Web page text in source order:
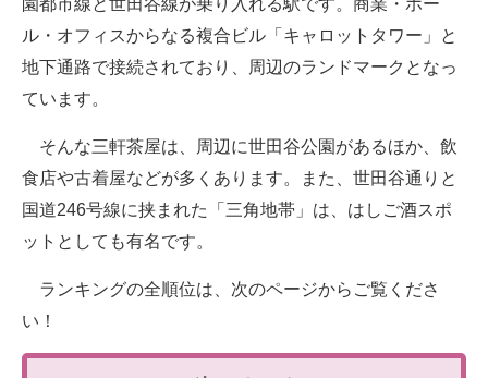
園都市線と世田谷線が乗り入れる駅です。商業・ホー
ル・オフィスからなる複合ビル「キャロットタワー」と
地下通路で接続されており、周辺のランドマークとなっ
ています。
そんな三軒茶屋は、周辺に世田谷公園があるほか、飲
食店や古着屋などが多くあります。また、世田谷通りと
国道246号線に挟まれた「三角地帯」は、はしご酒スポ
ットとしても有名です。
ランキングの全順位は、次のページからご覧くださ
い！